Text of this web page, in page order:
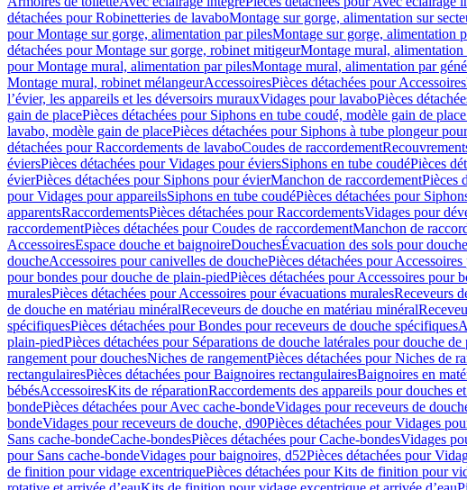
détachées pour Robinetteries de lavaboMontage sur gorge, alimentation sur
pour Montage sur gorge, alimentation par pilesMontage sur gorge, alimentation
détachées pour Montage sur gorge, robinet mitigeurMontage mural, alimentation
pour Montage mural, alimentation par pilesMontage mural, alimentation par
Montage mural, robinet mélangeurAccessoiresPièces détachées pour Accessoires
l’évier, les appareils et les déversoirs murauxVidages pour lavaboPièces
gain de placePièces détachées pour Siphons en tube coudé, modèle gain de place
lavabo, modèle gain de placePièces détachées pour Siphons à tube plongeur
détachées pour Raccordements de lavaboCoudes de raccordement
éviersPièces détachées pour Vidages pour éviersSiphons en tube coudéPièces
évierPièces détachées pour Siphons pour évierManchon de raccordementPièces
pour Vidages pour appareilsSiphons en tube coudéPièces détachées pour
apparentsRaccordementsPièces détachées pour RaccordementsVidages pour
raccordementPièces détachées pour Coudes de raccordementManchon de
AccessoiresEspace douche et baignoireDouchesÉvacuation des sols pour
doucheAccessoires pour canivelles de douchePièces détachées pour
pour bondes pour douche de plain-piedPièces détachées pour Accessoires pour
muralesPièces détachées pour Accessoires pour évacuations muralesReceveurs
de douche en matériau minéralReceveurs de douche en matériau minéral
spécifiquesPièces détachées pour Bondes pour receveurs de douche spécifiques
plain-piedPièces détachées pour Séparations de douche latérales pour douche
rangement pour douchesNiches de rangementPièces détachées pour Niches de
rectangulairesPièces détachées pour Baignoires rectangulairesBaignoires en
bébésAccessoiresKits de réparationRaccordements des appareils pour douches
bondePièces détachées pour Avec cache-bondeVidages pour receveurs de
bondeVidages pour receveurs de douche, d90Pièces détachées pour Vidages
Sans cache-bondeCache-bondesPièces détachées pour Cache-bondesVidages
pour Sans cache-bondeVidages pour baignoires, d52Pièces détachées pour
de finition pour vidage excentriquePièces détachées pour Kits de finition pour